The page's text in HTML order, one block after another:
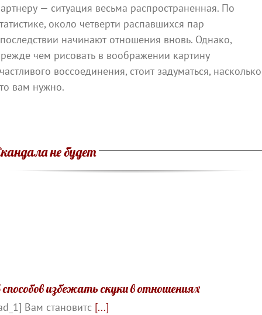
— ситуация весьма распространенная. По
около четверти распавшихся пар
начинают отношения вновь. Однако,
чем рисовать в воображении картину
воссоединения, стоит задуматься, насколько
вам нужно.
не будет
способов избежать скуки в отношениях
Вам становитс [...]